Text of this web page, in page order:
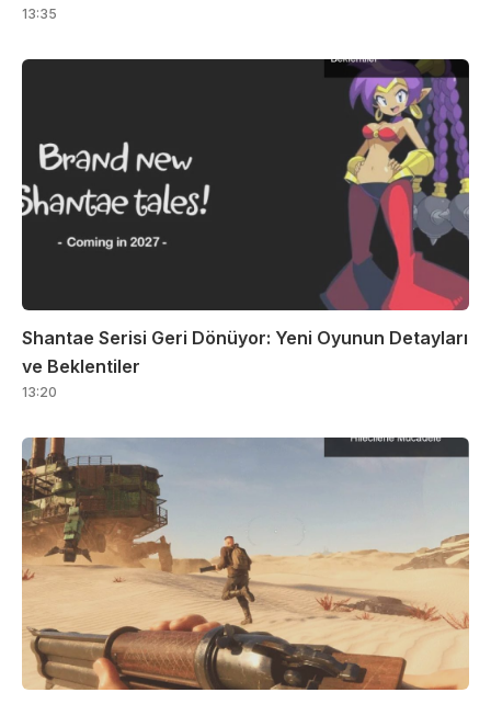
13:35
Shantae Serisi Geri Dönüyor: Yeni Oyunun Detayları
ve Beklentiler
13:20